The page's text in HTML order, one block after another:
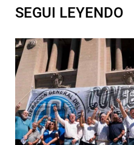
SEGUI LEYENDO